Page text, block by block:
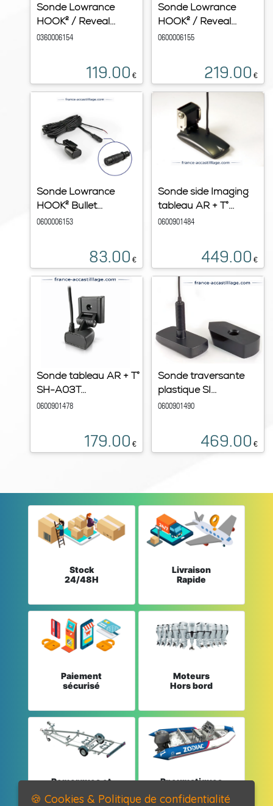
Sonde Lowrance
HOOK² / Reveal...
0360006154
119.00 €
Sonde Lowrance
HOOK² / Reveal...
0600006155
219.00 €
Sonde Lowrance
HOOK² Bullet...
0600006153
83.00 €
Sonde side Imaging
tableau AR + T°...
0600901484
449.00 €
Sonde tableau AR + T°
SH-A03T...
0600901478
179.00 €
Sonde traversante
plastique SI...
0600901490
469.00 €
Stock
24/48H
Livraison
Rapide
Paiement
sécurisé
Moteurs
Hors bord
Remorques et
Pneumatiques
🍪 Cookies & Politique de confidentialité